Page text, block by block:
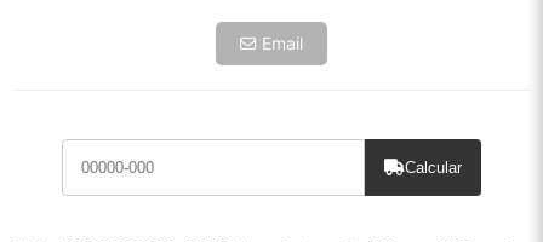
Email
Calcular